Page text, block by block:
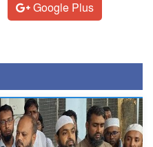
Google Plus